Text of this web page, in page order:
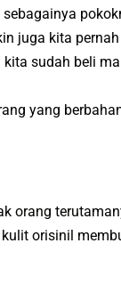
juga kita
sudah beli
yang
orang
orisinil